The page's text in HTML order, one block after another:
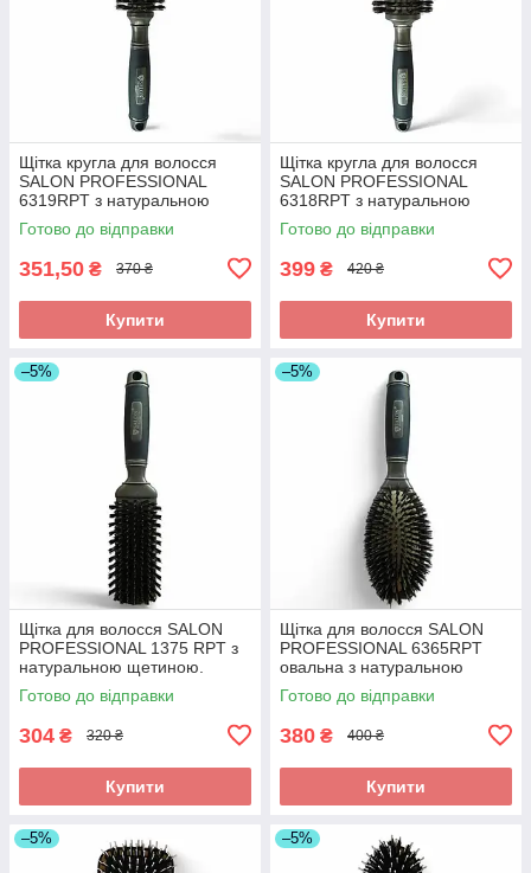
Щітка кругла для волосся
SALON PROFESSIONAL
6319RPT з натуральною
щетиною та нейлоном.
Брашинг для стайлінгу.
Готово до відправки
351,50 ₴ 370 ₴
Купити
Щітка кругла для волосся
SALON PROFESSIONAL
6318RPT з натуральною
щетиною та нейлоном.
Брашинг для стайлінгу.
Готово до відправки
399 ₴ 420 ₴
Купити
–5%
Щітка для волосся SALON
PROFESSIONAL 1375 RPT з
натуральною щетиною.
Прямокутна щітка для блиску
та об'єму.
Готово до відправки
304 ₴ 320 ₴
Купити
–5%
Щітка для волосся SALON
PROFESSIONAL 6365RPT
овальна з натуральною
щетиною. Масажний
гребінець для блиску та
Готово до відправки
380 ₴ 400 ₴
Купити
–5% –5%